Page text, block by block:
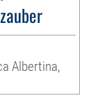
Albertina,